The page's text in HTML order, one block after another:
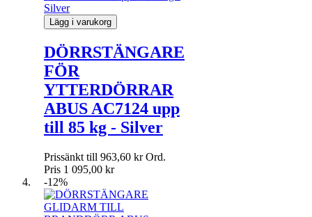
Lägg i varukorg
DÖRRSTÄNGARE
FÖR
YTTERDÖRRAR
ABUS AC7124 upp
till 85 kg - Silver
Prissänkt till 963,60 kr Ord.
Pris 1 095,00 kr
-12%